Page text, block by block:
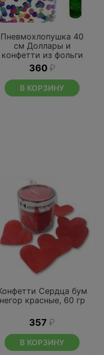
Пневмохлопушка 40
см Доллары и
конфетти из фольги
360 ₽
В КОРЗИНУ
Сердца бум
негор красные, 60 гр
357 ₽
В КОРЗИНУ